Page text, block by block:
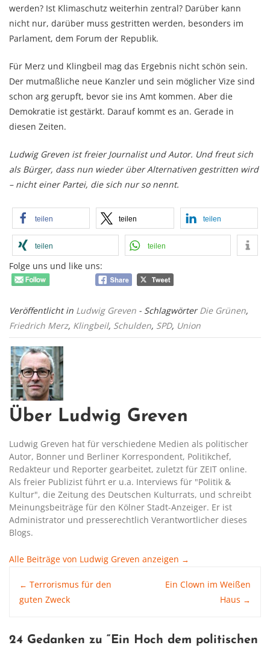
werden? Ist Klimaschutz weiterhin zentral? Darüber kann
nicht nur, darüber muss gestritten werden, besonders im
Parlament, dem Forum der Republik.
Für Merz und Klingbeil mag das Ergebnis nicht schön sein.
Der mutmaßliche neue Kanzler und sein möglicher Vize sind
schon arg gerupft, bevor sie ins Amt kommen. Aber die
Demokratie ist gestärkt. Darauf kommt es an. Gerade in
diesen Zeiten.
Ludwig Greven ist freier Journalist und Autor. Und freut sich
als Bürger, dass nun wieder über Alternativen gestritten wird
– nicht einer Partei, die sich nur so nennt.
teilen teilen teilen
teilen teilen
Folge uns und like uns:
Veröffentlicht in Ludwig Greven - SchlagwörterDie Grünen,
Friedrich Merz, Klingbeil, Schulden, SPD, Union
Über Ludwig Greven
Ludwig Greven hat für verschiedene Medien als politischer
Autor, Bonner und Berliner Korrespondent, Politikchef,
Redakteur und Reporter gearbeitet, zuletzt für ZEIT online.
Als freier Publizist führt er u.a. Interviews für "Politik &
Kultur", die Zeitung des Deutschen Kulturrats, und schreibt
Meinungsbeiträge für den Kölner Stadt-Anzeiger. Er ist
Administrator und presserechtlich Verantwortlicher dieses
Blogs.
Alle Beiträge von Ludwig Greven anzeigen →
Post
← Terrorismus für den
guten Zweck
Ein Clown im Weißen
Haus →
24 Gedanken zu “ Ein Hoch dem politischen